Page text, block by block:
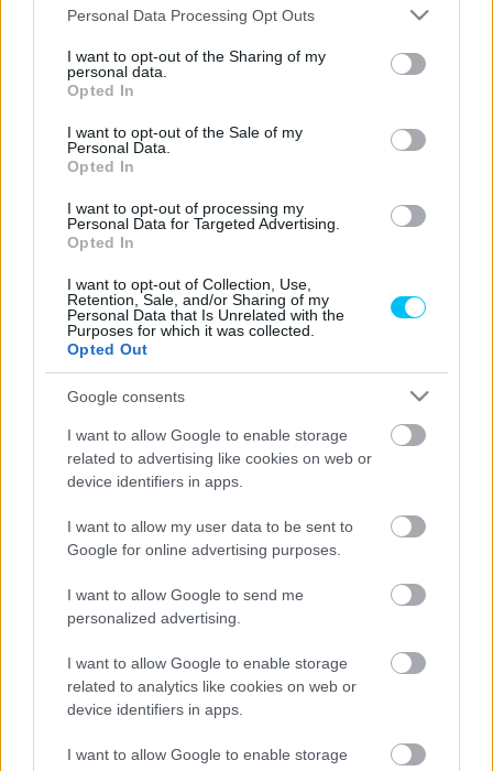
Please note that this website/app uses one or more Google
not limited to your visit or usage behaviour. You may click to
grant or deny consent to Google and its third-party tags to
use your data for below specified purposes in below Google
consent section.
Personal Data Processing Opt Outs
I want to opt-out of the Sharing of my
personal data.
Opted In
I want to opt-out of the Sale of my
Personal Data.
Opted In
I want to opt-out of processing my
Personal Data for Targeted Advertising.
Opted In
I want to opt-out of Collection, Use,
Retention, Sale, and/or Sharing of my
Personal Data that Is Unrelated with the
Purposes for which it was collected.
Opted Out
Google consents
I want to allow Google to enable storage
related to advertising like cookies on web or
device identifiers in apps.
I want to allow my user data to be sent to
Google for online advertising purposes.
I want to allow Google to send me
personalized advertising.
I want to allow Google to enable storage
related to analytics like cookies on web or
device identifiers in apps.
I want to allow Google to enable storage
megpróbáltam nem túl sok időt veszíteni Toprakkal és
Jonathannal szemben” – mondta Bautista a verseny utáni
sajtótájékoztatón.
„Néhány kör után úgy gondoltam, jobb, ha nyugodt
maradok, és hagyom őket harcolni. Tudtam, hogy ezen a
verseny elején.”
„Nem akartam túlságosan megterhelni a gumikat, mert az
abroncs új volt számunkra. Nem tudtuk, mi fog történni
sem. Elég gyors voltam a reggeli vegyes körülmények
között. Toprakot és Jonatánt is láttam, kevésbé voltak
„Végül megpróbáltam megtalálni a saját ritmusomat. Ez
működött, bár nagyon óvatosnak kellett lennem, mert
esett az eső. Mégis biztonságban éreztem magam, nem
kerülnöm a hibákat, mert ez a kulcs ebben a szezonban.”
bajnokságra. Nem lenne túl okos dolog, ha most ezt